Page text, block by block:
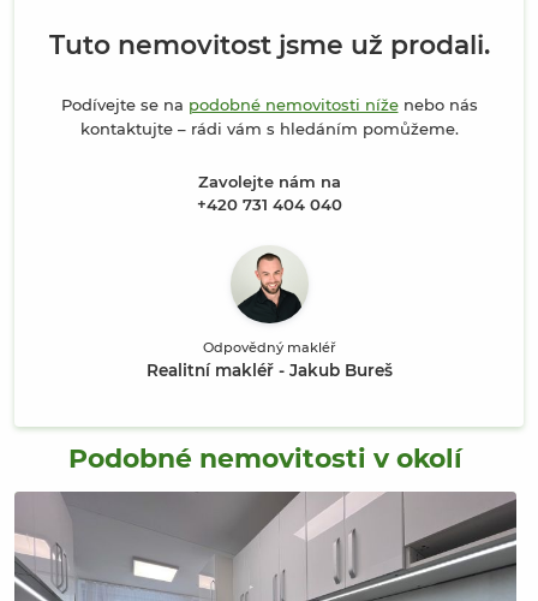
Tuto nemovitost jsme už prodali.
Podívejte se na podobné nemovitosti níženebo nás
kontaktujte – rádi vám s hledáním pomůžeme.
Zavolejte nám na
+420 731 404 040
Odpovědný makléř
Realitní makléř - Jakub Bureš
Podobné nemovitosti v okolí